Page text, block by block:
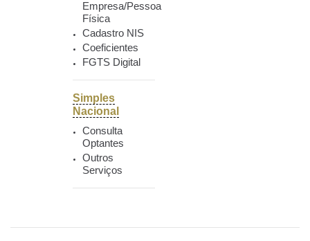
Empresa/Pessoa
Física
Cadastro NIS
Coeficientes
FGTS Digital
Simples
Nacional
Consulta
Optantes
Outros
Serviços